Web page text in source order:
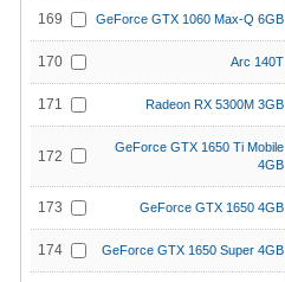
169 GeForce GTX 1060 Max-Q 6GB
170 Arc 140T
171 Radeon RX 5300M 3GB
172
GeForce GTX 1650 Ti Mobile
4GB
173 GeForce GTX 1650 4GB
174 GeForce GTX 1650 Super 4GB